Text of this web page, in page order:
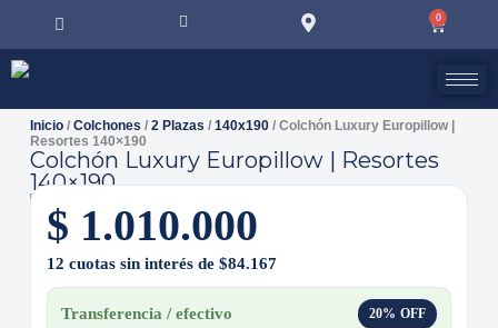
0
Inicio/ Colchones / 2 Plazas / 140x190/ Colchón Luxury Europillow |
Resortes 140×190
Colchón Luxury Europillow | Resortes
140×190
$ 1.010.000
12 cuotas sin interés de $84.167
Transferencia / efectivo 20% OFF